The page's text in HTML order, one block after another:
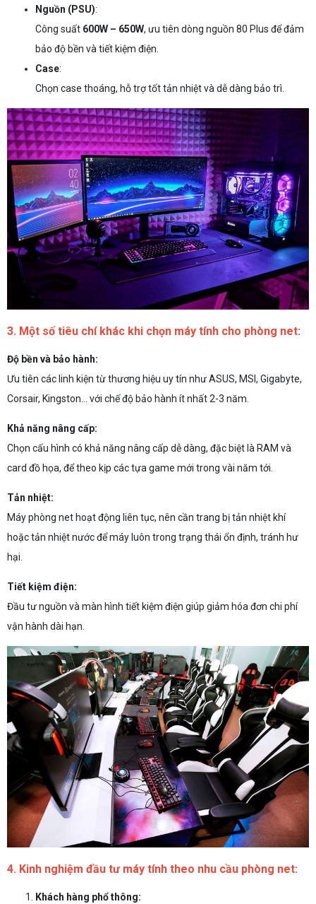
Nguồn (PSU):
Công suất 600W – 650W, ưu tiên dòng nguồn 80 Plus để đảm
bảo độ bền và tiết kiệm điện.
Case:
Chọn case thoáng, hỗ trợ tốt tản nhiệt và dễ dàng bảo trì.
3. Một số tiêu chí khác khi chọn máy tính cho phòng net:
Độ bền và bảo hành:
Ưu tiên các linh kiện từ thương hiệu uy tín như ASUS, MSI, Gigabyte,
Corsair, Kingston… với chế độ bảo hành ít nhất 2-3 năm.
Khả năng nâng cấp:
Chọn cấu hình có khả năng nâng cấp dễ dàng, đặc biệt là RAM và
card đồ họa, để theo kịp các tựa game mới trong vài năm tới.
Tản nhiệt:
Máy phòng net hoạt động liên tục, nên cần trang bị tản nhiệt khí
hoặc tản nhiệt nước để máy luôn trong trạng thái ổn định, tránh hư
hại.
Tiết kiệm điện:
Đầu tư nguồn và màn hình tiết kiệm điện giúp giảm hóa đơn chi phí
vận hành dài hạn.
4. Kinh nghiệm đầu tư máy tính theo nhu cầu phòng net:
Khách hàng phổ thông: